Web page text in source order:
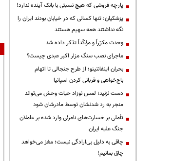
پارچه فروشی که هیچ نسبتی با بانک آینده ندارد!
پزشکیان: تنها کسانی که در خیابان بودند ایران را
نگه نداشتند همه سهیم هستند
وحدت مکرّراً و مؤکّداً تذکر داده شد
ماجرای نصب سنگ مزار اکبر عبدی چیست؟
بحران اینفانتینو؛ از طرح جنجالی تا اتهام
باج‌خواهی و قربانی کردن اسپانیا
دست نزنید؛ لمس نوزاد حیات وحش می‌تواند
منجر به رد شدنشان توسط مادرشان شود
تأملی بر خسارت‌های نامرئی وارد شده بر عاملان
جنگ علیه ایران
چاقی به دلیل بی‌ارادگی نیست؛ مغز می‌خواهد
چاق بمانیم!